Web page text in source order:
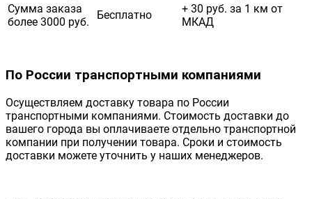
Сумма заказа
более 3000 руб.
Бесплатно
+ 30 руб. за 1 км от
МКАД
По России транспортными компаниями
Осуществляем доставку товара по России
транспортными компаниями. Стоимость доставки до
вашего города вы оплачиваете отдельно транспортной
компании при получении товара. Сроки и стоимость
доставки можете уточнить у наших менеджеров.